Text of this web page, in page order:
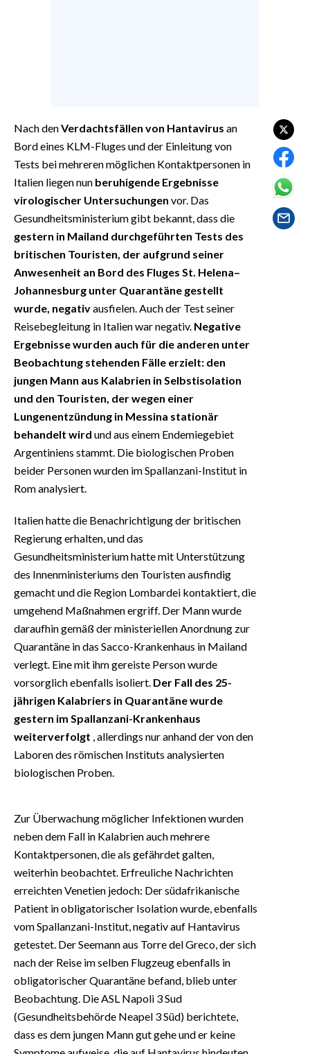
EVENTI
#CARAUNIONE
INSULARITÀ
VIDEO
INFO AZIENDE
ABBONATI
ANNUNCI
NECROLOGI
PUBBLICITÀ
SPIAGGE
STORE
Nach denVerdachtsfällen von Hantavirus an
Bord eines KLM-Fluges und der Einleitung von
Tests bei mehreren möglichen Kontaktpersonen in
Italien liegen nun beruhigende Ergebnisse
virologischer Untersuchungen vor. Das
Gesundheitsministerium gibt bekannt, dass die
gestern in Mailand durchgeführten Tests des
britischen Touristen, der aufgrund seiner
Anwesenheit an Bord des Fluges St. Helena–
Johannesburg unter Quarantäne gestellt
wurde, negativausfielen. Auch der Test seiner
Reisebegleitung in Italien war negativ. Negative
Ergebnisse wurden auch für die anderen unter
Beobachtung stehenden Fälle erzielt: den
jungen Mann aus Kalabrien in Selbstisolation
und den Touristen, der wegen einer
Lungenentzündung in Messina stationär
behandelt wird und aus einem Endemiegebiet
Argentiniens stammt. Die biologischen Proben
beider Personen wurden im Spallanzani-Institut in
Rom analysiert.
Italien hatte die Benachrichtigung der britischen
Regierung erhalten, und das
Gesundheitsministerium hatte mit Unterstützung
des Innenministeriums den Touristen ausfindig
gemacht und die Region Lombardei kontaktiert, die
umgehend Maßnahmen ergriff. Der Mann wurde
daraufhin gemäß der ministeriellen Anordnung zur
Quarantäne in das Sacco-Krankenhaus in Mailand
verlegt. Eine mit ihm gereiste Person wurde
vorsorglich ebenfalls isoliert. Der Fall des 25-
jährigen Kalabriers in Quarantäne wurde
gestern im Spallanzani-Krankenhaus
weiterverfolgt , allerdings nur anhand der von den
Laboren des römischen Instituts analysierten
biologischen Proben.
Zur Überwachung möglicher Infektionen wurden
neben dem Fall in Kalabrien auch mehrere
Kontaktpersonen, die als gefährdet galten,
weiterhin beobachtet. Erfreuliche Nachrichten
erreichten Venetien jedoch: Der südafrikanische
Patient in obligatorischer Isolation wurde, ebenfalls
vom Spallanzani-Institut, negativ auf Hantavirus
getestet. Der Seemann aus Torre del Greco, der sich
nach der Reise im selben Flugzeug ebenfalls in
obligatorischer Quarantäne befand, blieb unter
Beobachtung. Die ASL Napoli 3 Sud
(Gesundheitsbehörde Neapel 3 Süd) berichtete,
dass es dem jungen Mann gut gehe und er keine